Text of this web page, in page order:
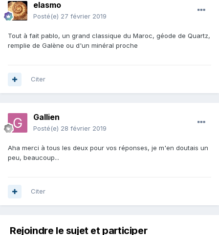
elasmo
Posté(e) 27 février 2019
Tout à fait pablo, un grand classique du Maroc, géode de Quartz,
remplie de Galène ou d'un minéral proche
Citer
Gallien
Posté(e) 28 février 2019
Aha merci à tous les deux pour vos réponses, je m'en doutais un
peu, beaucoup...
Citer
Rejoindre le sujet et participer